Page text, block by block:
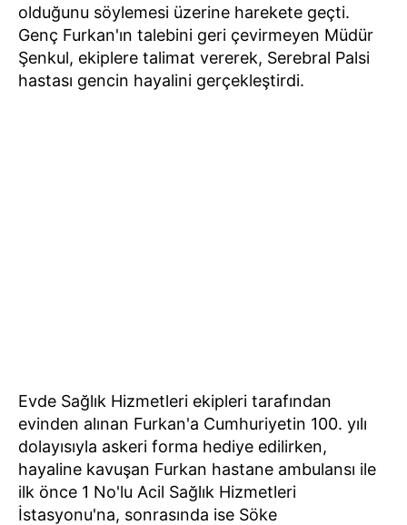
olduğunu söylemesi üzerine harekete geçti.
Genç Furkan'ın talebini geri çevirmeyen Müdür
Şenkul, ekiplere talimat vererek, Serebral Palsi
hastası gencin hayalini gerçekleştirdi.
Evde Sağlık Hizmetleri ekipleri tarafından
evinden alınan Furkan'a Cumhuriyetin 100. yılı
dolayısıyla askeri forma hediye edilirken,
hayaline kavuşan Furkan hastane ambulansı ile
ilk önce 1 No'lu Acil Sağlık Hizmetleri
İstasyonu'na, sonrasında ise Söke